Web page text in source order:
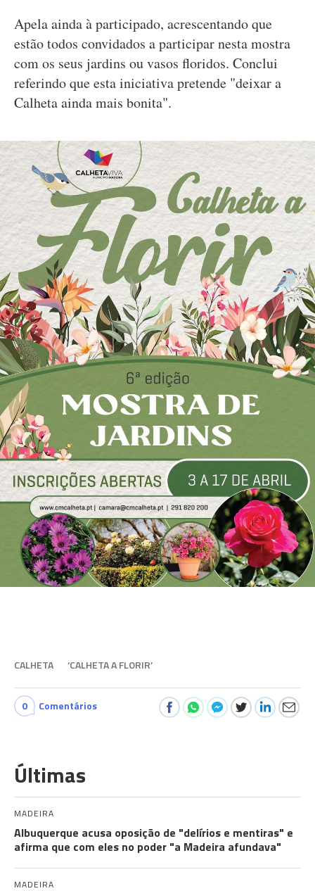
Apela ainda à participado, acrescentando que
estão todos convidados a participar nesta mostra
com os seus jardins ou vasos floridos. Conclui
referindo que esta iniciativa pretende "deixar a
Calheta ainda mais bonita".
CALHETA ‘CALHETA A FLORIR’
0 Comentários
Últimas
MADEIRA
Albuquerque acusa oposição de "delírios e mentiras" e
afirma que com eles no poder "a Madeira afundava"
MADEIRA